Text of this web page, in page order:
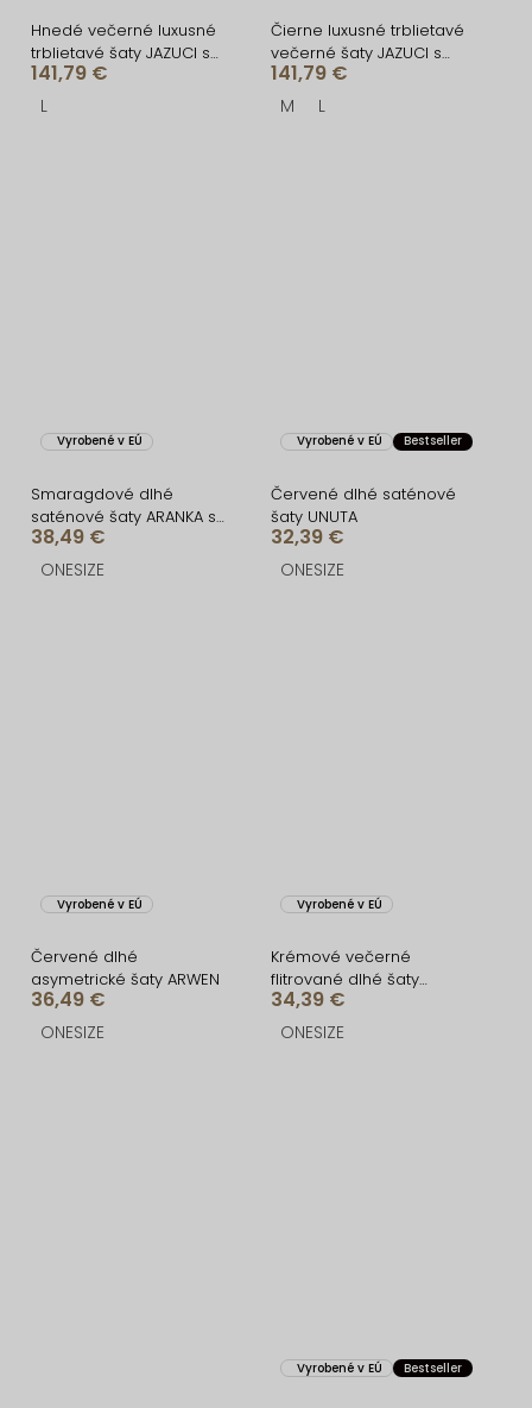
Hnedé večerné luxusné
trblietavé šaty JAZUCI s
rázporkom a bodmi
141,79 €
L
Čierne luxusné trblietavé
večerné šaty JAZUCI s
rázporkom a bodmi
141,79 €
M L
Vyrobené v EÚ
Smaragdové dlhé
saténové šaty ARANKA s
výstrihom
38,49 €
ONESIZE
Vyrobené v EÚ Bestseller
Červené dlhé saténové
šaty UNUTA
32,39 €
ONESIZE
Vyrobené v EÚ
Červené dlhé
asymetrické šaty ARWEN
36,49 €
ONESIZE
Vyrobené v EÚ
Krémové večerné
flitrované dlhé šaty
FENELLA
34,39 €
ONESIZE
Vyrobené v EÚ Bestseller